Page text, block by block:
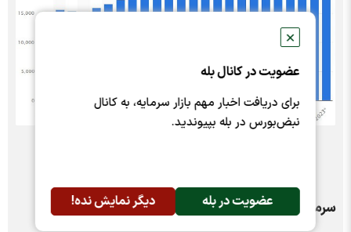
✕
عضویت در کانال بله
برای دریافت اخبار مهم بازار سرمایه، به کانال
نبض‌بورس در بله بپیوندید.
عضویت در بله دیگر نمایش نده! سرمایه‌گذاری